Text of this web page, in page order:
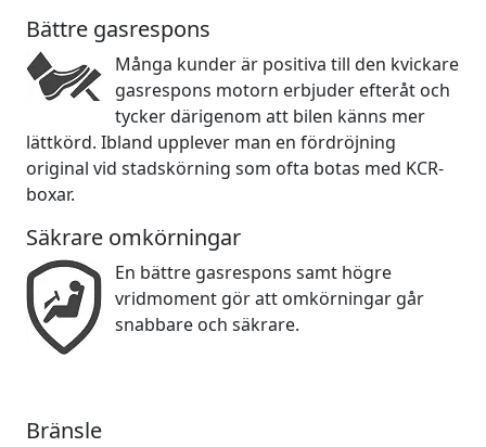
Bättre gasrespons
Många kunder är positiva till den kvickare
gasrespons motorn erbjuder efteråt och
tycker därigenom att bilen känns mer
lättkörd. Ibland upplever man en fördröjning
original vid stadskörning som ofta botas med KCR-
boxar.
Säkrare omkörningar
En bättre gasrespons samt högre
vridmoment gör att omkörningar går
snabbare och säkrare.
Bränsle